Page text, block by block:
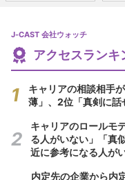
J-CAST 会社ウォッチ
アクセスランキ
キャリアの相談相手
薄」、2位「真剣に話
キャリアのロールモ
る人がいない」「真
近に参考になる人が
内定先の企業から内